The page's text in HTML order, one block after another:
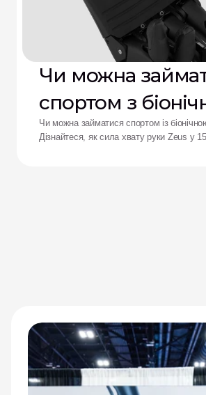
Чи можна
спортом з
рукою?
Чи можна займатися спортом із
Дізнайтеся, як сила хвату руки Zeus у